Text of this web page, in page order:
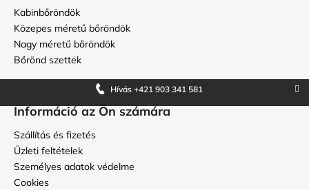
Hívás +421 903 341 581
Kabinbőröndök
Közepes méretű bőröndök
Nagy méretű bőröndök
Bőrönd szettek
Információ az Ön számára
Szállítás és fizetés
Üzleti feltételek
Személyes adatok védelme
Cookies